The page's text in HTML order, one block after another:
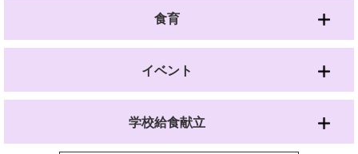
食育
イベント
学校給食献立